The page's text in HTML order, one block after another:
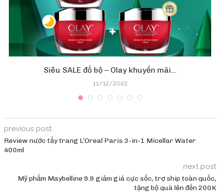
Siêu SALE đổ bộ – Olay khuyến mãi...
11/12/2022
previous post
Review nước tẩy trang L’Oreal Paris 3-in-1 Micellar Water
400ml
next post
Mỹ phẩm Maybelline 9.9 giảm giá cực sốc, trợ ship toàn quốc,
tặng bộ quà lên đến 200K